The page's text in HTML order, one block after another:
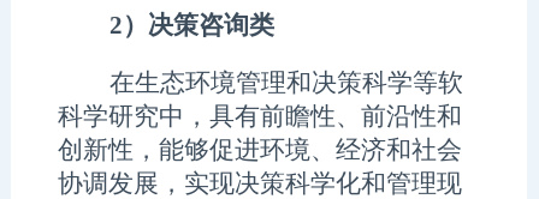
2）决策咨询类
在生态环境管理和决策科学等软
科学研究中，具有前瞻性、前沿性和
创新性 ，能够促进环境、经济和社会
协调发展，实现决策科学化和管理现